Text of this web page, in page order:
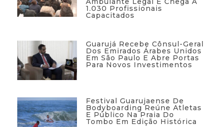
1.030 Profissionais
Capacitados
Guarujá Recebe Cônsul-Geral
Dos Emirados Árabes Unidos
Em São Paulo E Abre Portas
Para Novos Investimentos
Festival Guarujaense De
Bodyboarding Reúne Atletas
E Público Na Praia Do
Tombo Em Edição Histórica